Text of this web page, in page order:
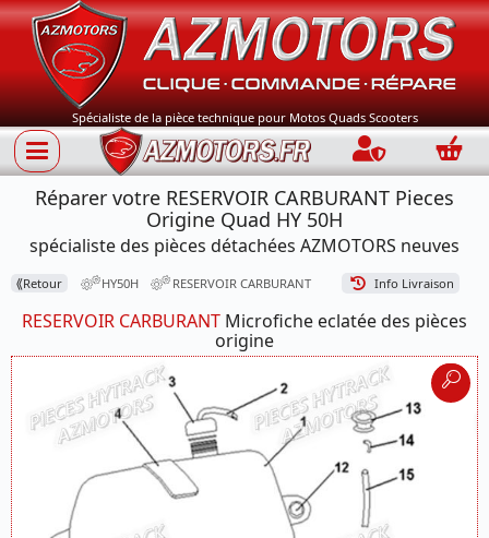
Spécialiste de la pièce technique pour Motos Quads Scooters
Connection
Réparer votre RESERVOIR CARBURANT Pieces
Origine Quad HY 50H
spécialiste des pièces détachées AZMOTORS neuves
⟪Retour HY50H RESERVOIR CARBURANT Info Livraison
RESERVOIR CARBURANT Microfiche eclatée des pièces
origine